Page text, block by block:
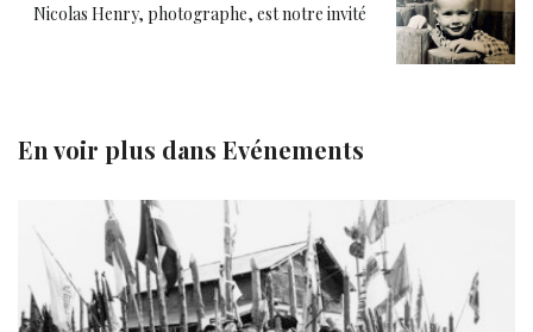
Nicolas Henry, photographe, est notre invité
En voir plus dans Evénements